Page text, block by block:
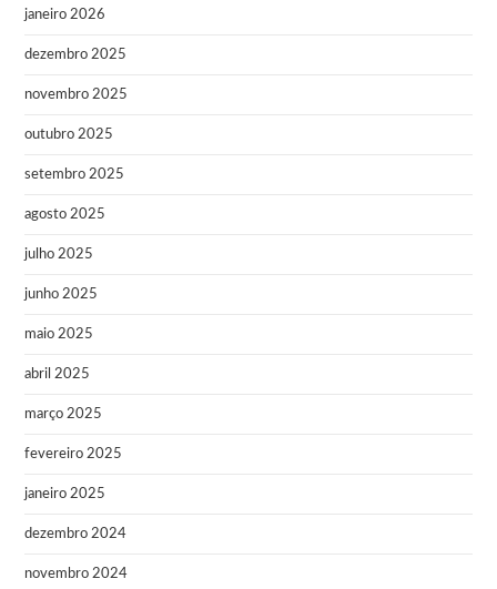
janeiro 2026
dezembro 2025
novembro 2025
outubro 2025
setembro 2025
agosto 2025
julho 2025
junho 2025
maio 2025
abril 2025
março 2025
fevereiro 2025
janeiro 2025
dezembro 2024
novembro 2024